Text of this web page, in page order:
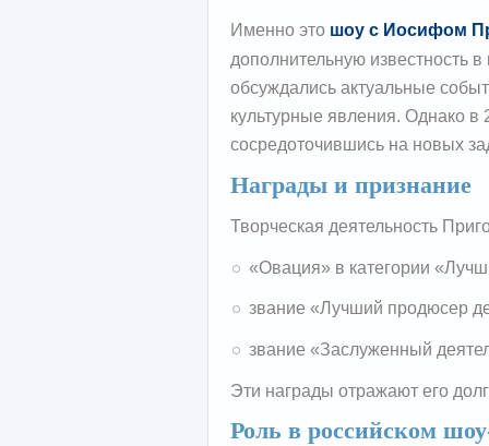
Именно это шоу с Иосифом
дополнительную известность
обсуждались актуальные
культурные явления. Однако в
сосредоточившись на новых
Награды и признание
Творческая деятельность
«Овация» в категории
звание «Лучший продюсер
звание «Заслуженный
Эти награды отражают его
Роль в российском